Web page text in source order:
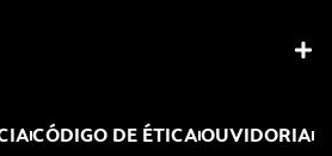
CÓDIGO DE ÉTICAOUVIDORIA